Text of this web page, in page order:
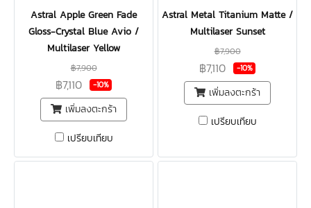
Astral Apple Green Fade
Gloss-Crystal Blue Avio /
Multilaser Yellow
฿7,900
฿7,110 -10%
เพิ่มลงตะกร้า
เปรียบเทียบ
Astral Metal Titanium Matte /
Multilaser Sunset
฿7,900
฿7,110 -10%
เพิ่มลงตะกร้า
เปรียบเทียบ